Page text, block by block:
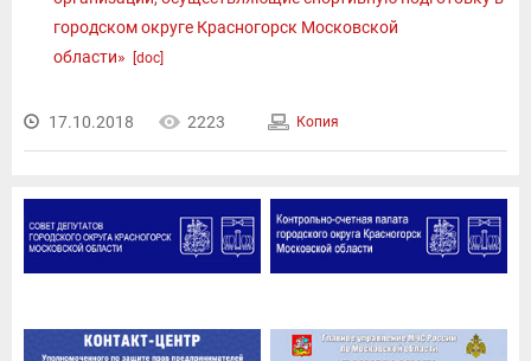
городском округе Красногорск Московской
области»
[doc]
17.10.2018 2223 Копия